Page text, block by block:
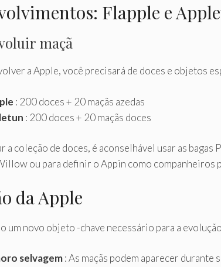
Flapple e
maçã
a Apple, você precisará de doces e objetos
: 200 doces + 20 maçãs azedas
: 200 doces + 20 maçãs doces
a coleção de doces, é aconselhável usar as
ou para definir o Appin como companheiros
da Apple
um novo objeto -chave necessário para a
selvagem: As maçãs podem aparecer durante